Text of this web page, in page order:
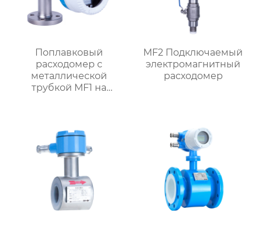
Поплавковый
расходомер с
металлической
трубкой MF1 на
MF2 Подключаемый
электромагнитный
расходомер